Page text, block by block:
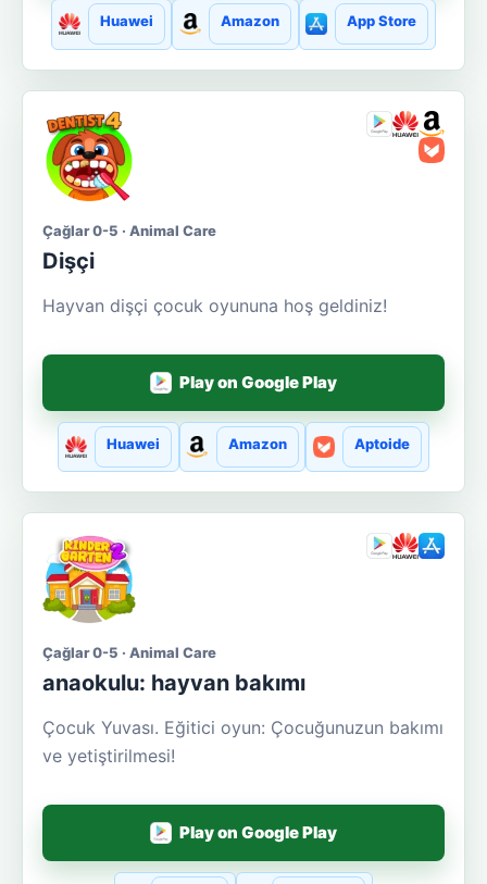
Huawei Amazon App Store
Çağlar 0-5 · Animal Care
Dişçi
Hayvan dişçi çocuk oyununa hoş geldiniz!
Play on Google Play
Huawei Amazon Aptoide
Çağlar 0-5 · Animal Care
anaokulu: hayvan bakımı
Çocuk Yuvası. Eğitici oyun: Çocuğunuzun bakımı
ve yetiştirilmesi!
Play on Google Play